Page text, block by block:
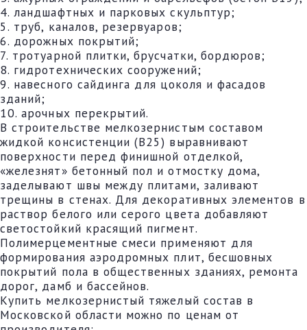
4. ландшафтных и парковых скульптур;
5. труб, каналов, резервуаров;
6. дорожных покрытий;
7. тротуарной плитки, брусчатки, бордюров;
8. гидротехнических сооружений;
9. навесного сайдинга для цоколя и фасадов
зданий;
10. арочных перекрытий.
В строительстве мелкозернистым составом
жидкой консистенции (В25) выравнивают
поверхности перед финишной отделкой,
«железнят» бетонный пол и отмостку дома,
заделывают швы между плитами, заливают
трещины в стенах. Для декоративных элементов в
раствор белого или серого цвета добавляют
светостойкий красящий пигмент.
Полимерцементные смеси применяют для
формирования аэродромных плит, бесшовных
покрытий пола в общественных зданиях, ремонта
дорог, дамб и бассейнов.
Купить мелкозернистый тяжелый состав в
Московской области можно по ценам от